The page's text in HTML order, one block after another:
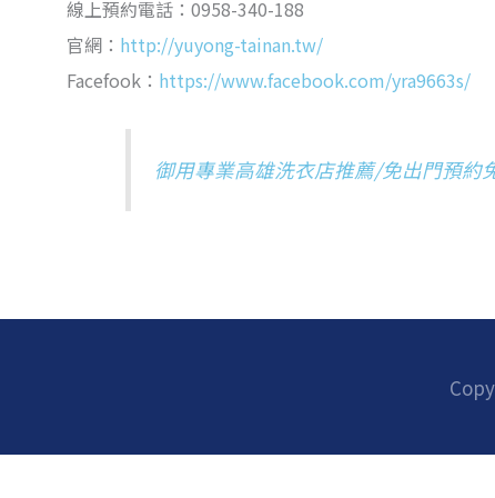
線上預約電話：0958-340-188
官網： http://yuyong-tainan.tw/
Facefook： https://www.facebook.com/yra9663s/
御用專業高雄洗衣店推薦/免出門預約